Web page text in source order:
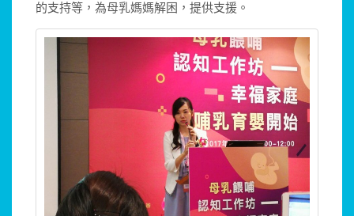
的支持等，為母乳媽媽解困，提供支援。